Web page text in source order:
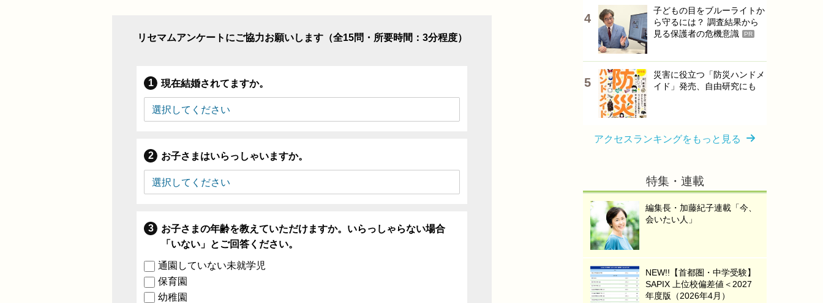
リセマムアンケートにご協力お願いします（全15問・所要時間：3分程度）
現在結婚されてますか。
お子さまはいらっしゃいますか。
お子さまの年齢を教えていただけますか。いらっしゃらない場合
「いない」とご回答ください。
通園していない未就学児
保育園
幼稚園
子どもの目をブルーライトか
ら守るには？ 調査結果から
見る保護者の危機意識
PR
災害に役立つ「防災ハンドメ
イド」発売、自由研究にも
アクセスランキングをもっと見る
特集・連載
編集長・加藤紀子連載「今、
会いたい人」
NEW!!【首都圏・中学受験】
SAPIX 上位校偏差値＜2027
年度版（2026年4月）